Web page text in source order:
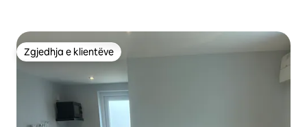
Zgjedhja e klientëve
Zgjedhja e klientëve